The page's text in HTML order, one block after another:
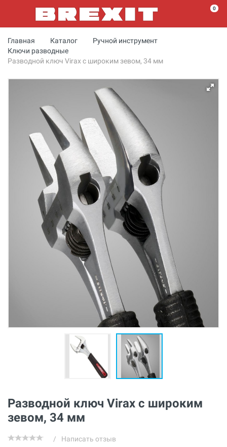
0
Главная Каталог
Ручной инструмент
Ключи разводные
Разводной ключ Virax с широким зевом, 34 мм
Разводной ключ Virax с широким
зевом, 34 мм
/ Написать отзыв